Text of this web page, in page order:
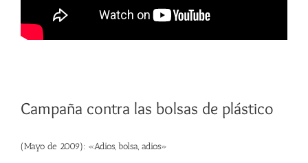
Campaña contra las bolsas de plástico
(Mayo de 2009): «Adios, bolsa, adios»